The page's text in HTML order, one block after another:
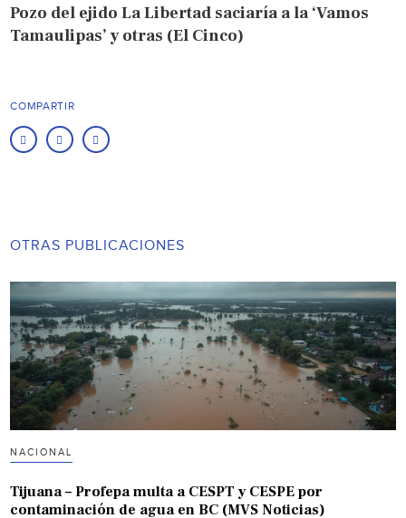
Pozo del ejido La Libertad saciaría a la ‘Vamos
Tamaulipas’ y otras (El Cinco)
COMPARTIR
OTRAS PUBLICACIONES
NACIONAL
Tijuana – Profepa multa a CESPT y CESPE por
contaminación de agua en BC (MVS Noticias)